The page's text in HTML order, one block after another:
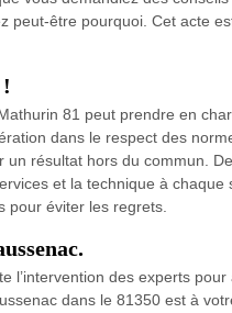
peut-être pourquoi. Cet acte
81 peut prendre en
dans le respect des
un résultat hors du commun.
et la technique à chaque
pour éviter les regrets.
l’intervention des experts
dans le 81350 est à